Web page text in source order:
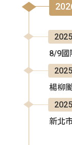
2025
8/9國
2025
楊柳
2025
新北